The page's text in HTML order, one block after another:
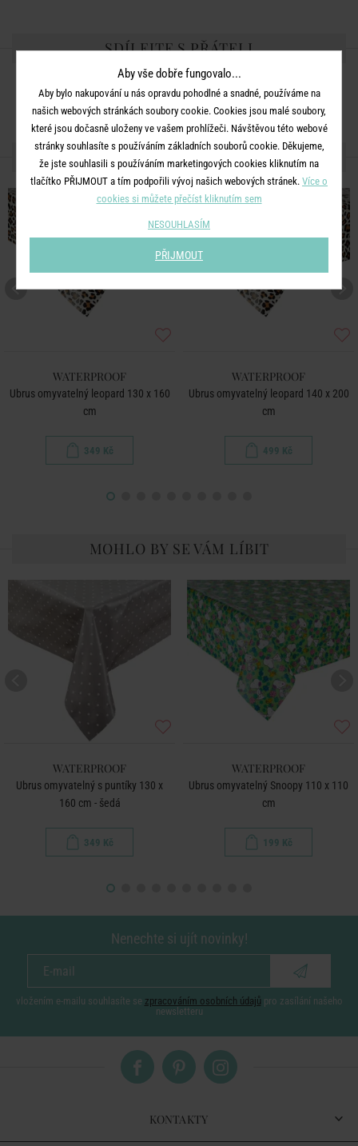
SDÍLEJTE S PŘÁTELI
DALŠÍ PRODUKTY ZE SÉRIE
WATERPROOF
Ubrus omyvatelný leopard 130 x 160
cm
349 Kč
WATERPROOF
Ubrus omyvatelný leopard 140 x 200
cm
499 Kč
MOHLO BY SE VÁM LÍBIT
WATERPROOF
Ubrus omyvatelný s puntíky 130 x
160 cm - šedá
349 Kč
WATERPROOF
Ubrus omyvatelný Snoopy 110 x 110
cm
199 Kč
Nenechte si ujít novinky!
vložením e-mailu souhlasíte se zpracováním osobních údajů pro zasílání našeho
newsletteru
KONTAKTY
Aby vše dobře fungovalo...
Aby bylo nakupování u nás opravdu pohodlné a snadné, používáme na
našich webových stránkách soubory cookie. Cookies jsou malé soubory,
které jsou dočasně uloženy ve vašem prohlížeči. Návštěvou této webové
stránky souhlasíte s používáním základních souborů cookie. Děkujeme,
že jste souhlasili s používáním marketingových cookies kliknutím na
tlačítko PŘIJMOUT a tím podpořili vývoj našich webových stránek. Více o
cookies si můžete přečíst kliknutím sem
NESOUHLASÍM
PŘIJMOUT